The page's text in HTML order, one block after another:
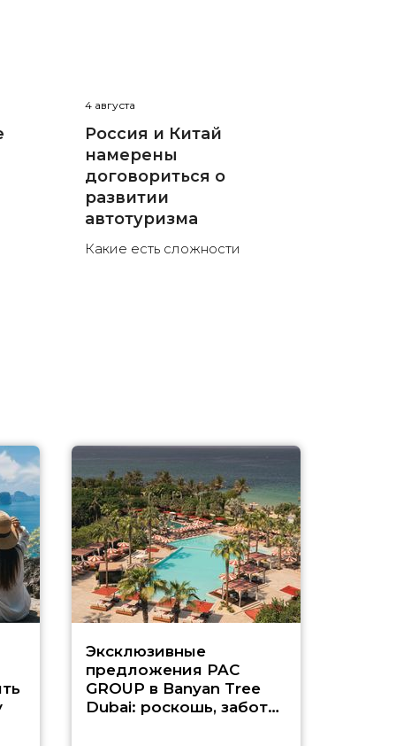
4 августа
Россия и Китай
намерены
договориться о
развитии
автотуризма
Какие есть сложности
Эксклюзивные
предложения PAC
GROUP в Banyan Tree
Dubai: роскошь, забота